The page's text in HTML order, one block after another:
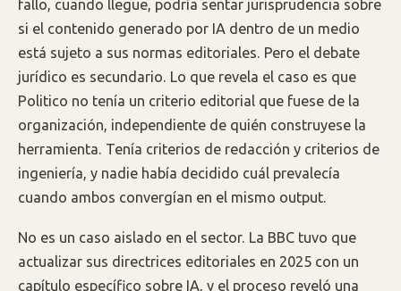
fallo, cuando llegue, podría sentar jurisprudencia sobre
si el contenido generado por IA dentro de un medio
está sujeto a sus normas editoriales. Pero el debate
jurídico es secundario. Lo que revela el caso es que
Politico no tenía un criterio editorial que fuese de la
organización, independiente de quién construyese la
herramienta. Tenía criterios de redacción y criterios de
ingeniería, y nadie había decidido cuál prevalecía
cuando ambos convergían en el mismo output.
No es un caso aislado en el sector. La BBC tuvo que
actualizar sus directrices editoriales en 2025 con un
capítulo específico sobre IA, y el proceso reveló una